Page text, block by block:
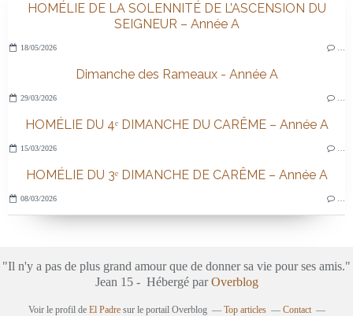
HOMÉLIE DE LA SOLENNITÉ DE L’ASCENSION DU
SEIGNEUR – Année A
18/05/2026
Dimanche des Rameaux - Année A
29/03/2026
HOMÉLIE DU 4ᵉ DIMANCHE DU CARÊME – Année A
15/03/2026
HOMÉLIE DU 3ᵉ DIMANCHE DE CARÊME – Année A
08/03/2026
"Il n'y a pas de plus grand amour que de donner sa vie pour ses amis."
Jean 15 - Hébergé parOverblog
Voir le profil de El Padresur le portail Overblog Top articles Contact